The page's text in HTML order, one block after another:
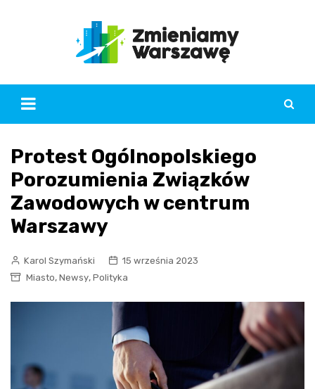
Protest Ogólnopolskiego
Porozumienia Związków
Zawodowych w centrum
Warszawy
Karol Szymański
15 września 2023
Miasto, Newsy, Polityka